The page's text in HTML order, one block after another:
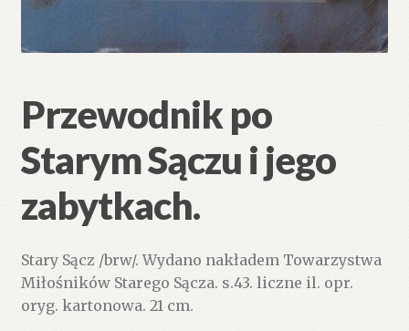
Przewodnik po
Starym Sączu i jego
zabytkach.
Stary Sącz /brw/. Wydano nakładem Towarzystwa
Miłośników Starego Sącza. s.43. liczne il. opr.
oryg. kartonowa. 21 cm.